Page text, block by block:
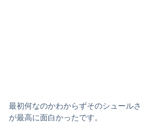
最初何なのかわからずそのシュールさ
が最高に面白かったです。